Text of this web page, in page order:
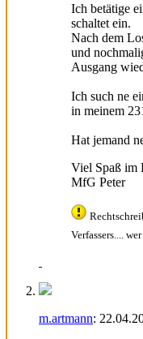
Ich betätige
schaltet ein.
Nach dem
und
Ausgang
Ich such ne
in meinem
Hat jemand
Viel Spaß im
MfG Peter
Verfassers....
m.artmann: